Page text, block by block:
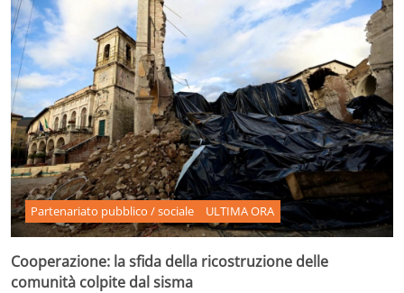
Partenariato pubblico / sociale ULTIMA ORA
Cooperazione: la sfida della ricostruzione delle
comunità colpite dal sisma